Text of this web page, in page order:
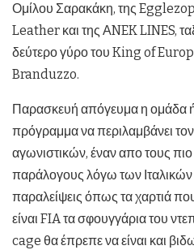
Ομίλου Σαρακάκη, της
Leather και της ΑNEK LINES,
δεύτερο γύρο του King of
Branduzzo.
Παρασκευή απόγευμα η ομάδα
πρόγραμμα να περιλαμβάνει
αγωνιστικών, έναν απο τους
παράλογους λόγω των
παραλείψεις όπως τα χαρτιά
είναι FIA τα σφουγγάρια του
cage θα έπρεπε να είναι και